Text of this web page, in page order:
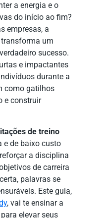
a energia e o
do início ao fim?
empresas, a
um
sucesso.
e impactantes
durante a
como gatilhos
e construir
de treino
e de baixo custo
a disciplina
de carreira
palavras se
Este guia,
, vai te ensinar a
elevar seus